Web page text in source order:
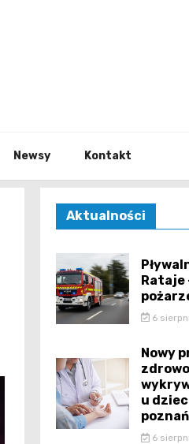
Newsy Kontakt
Aktualności
Rataje
6
Nowy
u
6